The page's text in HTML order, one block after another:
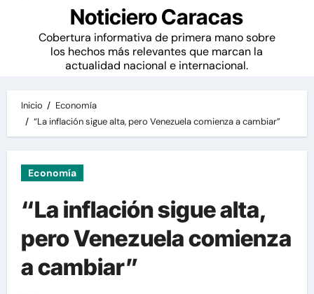
Noticiero Caracas
Cobertura informativa de primera mano sobre
los hechos más relevantes que marcan la
actualidad nacional e internacional.
Inicio
Economía
“La inflación sigue alta, pero Venezuela comienza a cambiar”
Economía
“La inflación sigue alta,
pero Venezuela comienza
a cambiar”